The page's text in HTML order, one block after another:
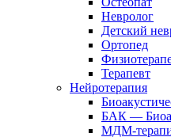
Невролог
Детский
Ортопед
Терапевт
Нейротерапия
БАК —
МДМ-